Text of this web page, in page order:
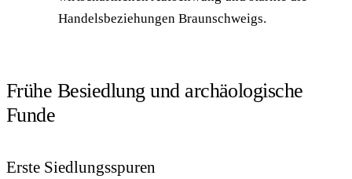
Handelsbeziehungen Braunschweigs.
Frühe Besiedlung und archäologische
Funde
Erste Siedlungsspuren